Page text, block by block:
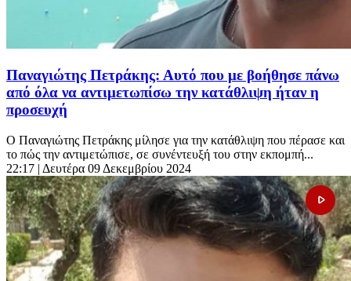
Παναγιώτης Πετράκης: Αυτό που με βοήθησε πάνω
από όλα να αντιμετωπίσω την κατάθλιψη ήταν η
προσευχή
Ο Παναγιώτης Πετράκης μίλησε για την κατάθλιψη που πέρασε και
το πώς την αντιμετώπισε, σε συνέντευξή του στην εκπομπή...
22:17 | Δευτέρα 09 Δεκεμβρίου 2024